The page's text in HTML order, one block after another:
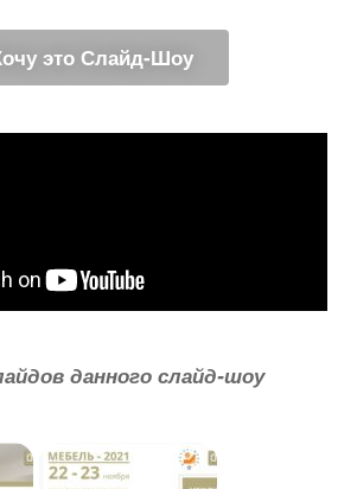
это Слайд-Шоу
данного слайд-шоу